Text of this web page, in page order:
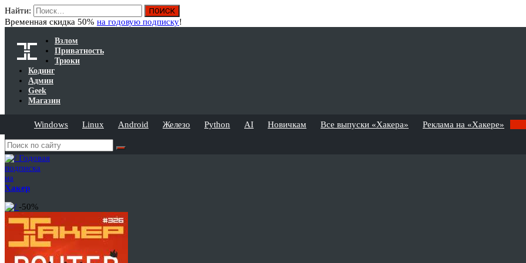
Найти:
Временная скидка 50% на годовую подписку!
Взлом
Приватность
Трюки
Кодинг
Админ
Geek
Магазин
Windows Linux Android Железо Python AI Новичкам Все выпуски «Хакера» Реклама на «Хакере»
Годовая
подписка
на
Хакер
-50%